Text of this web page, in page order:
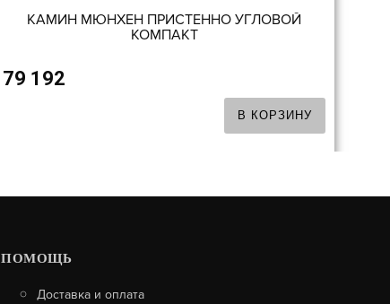
КАМИН МЮНХЕН ПРИСТЕННО УГЛОВОЙ
КОМПАКТ
79 192
В КОРЗИНУ
ПОМОЩЬ
Доставка и оплата